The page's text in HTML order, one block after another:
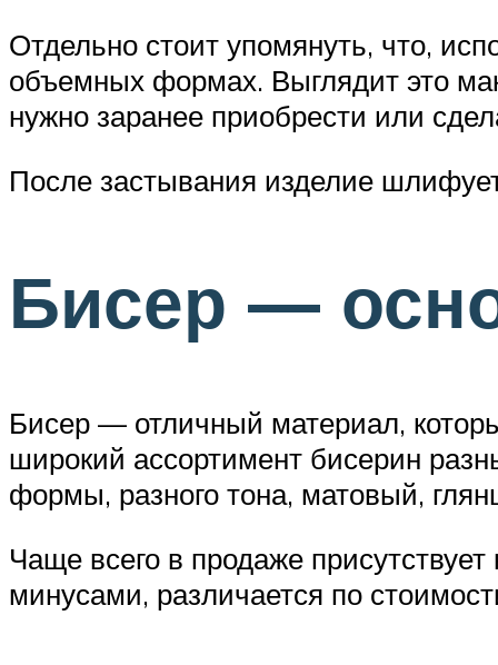
Отдельно стоит упомянуть, что,
объемных формах. Выглядит это
нужно заранее приобрести или
После застывания изделие
Бисер —
Бисер — отличный материал,
широкий ассортимент бисерин
формы, разного тона, матовый,
Чаще всего в продаже
минусами, различается по